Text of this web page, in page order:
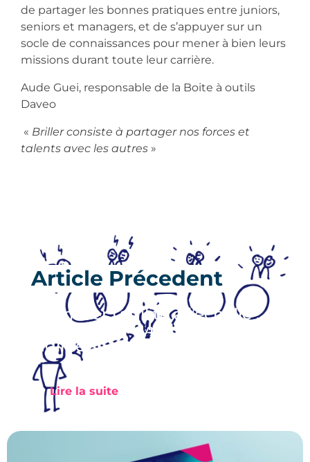
de partager les bonnes pratiques entre juniors,
seniors et managers, et de s’appuyer sur un
socle de connaissances pour mener à bien leurs
missions durant toute leur carrière.
Aude Guei, responsable de la Boite à outils
Daveo
« Briller consiste à partager nos forces et
talents avec les autres »
Article Précedent
Optimiser l’agilité à l’échelle :
1re partie du livre blanc sur
l’agilité
Lire la suite